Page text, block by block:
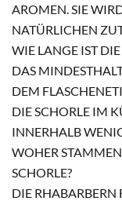
ROMEN. SIE WIRD
TÜRLICHEN
WIE LANGE IST
DAS
DEM
DIE SCHORLE IM
INNERHALB
WOHER
SCHORLE?
DIE RHABARBERN